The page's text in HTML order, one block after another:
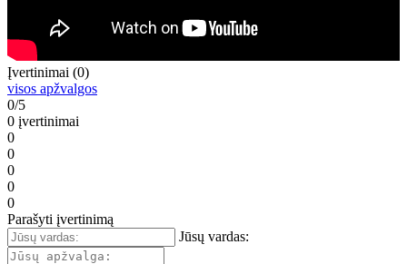
Įvertinimai (0)
visos apžvalgos
0/5
0 įvertinimai
0
0
0
0
0
Parašyti įvertinimą
Jūsų vardas: